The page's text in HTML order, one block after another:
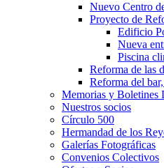
Nuevo Centro
Proyecto de
Edificio
Nueva
Piscina
Reforma de las
Reforma del
Memorias y Boletines
Nuestros socios
Círculo 500
Hermandad de los
Galerías Fotográficas
Convenios Colectivos